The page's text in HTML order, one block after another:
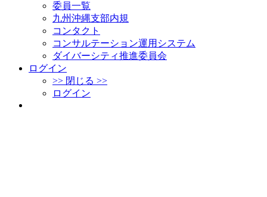
委員一覧
九州沖縄支部内規
コンタクト
コンサルテーション運用システム
ダイバーシティ推進委員会
ログイン
>> 閉じる >>
ログイン